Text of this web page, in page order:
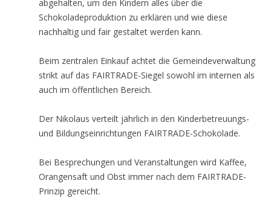
abgehalten, um den Kindern alles über die
Schokoladeproduktion zu erklären und wie diese
nachhaltig und fair gestaltet werden kann.
Beim zentralen Einkauf achtet die Gemeindeverwaltung
strikt auf das FAIRTRADE-Siegel sowohl im internen als
auch im öffentlichen Bereich.
Der Nikolaus verteilt jährlich in den Kinderbetreuungs-
und Bildungseinrichtungen FAIRTRADE-Schokolade.
Bei Besprechungen und Veranstaltungen wird Kaffee,
Orangensaft und Obst immer nach dem FAIRTRADE-
Prinzip gereicht.